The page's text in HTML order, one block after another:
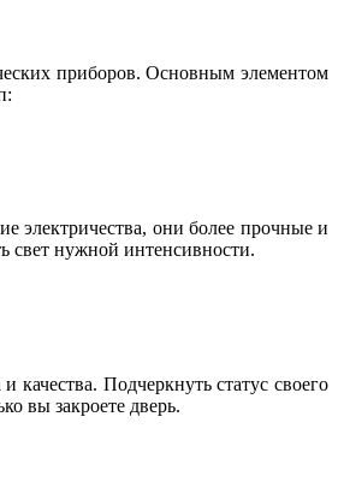
приборов. Основным элементом
электричества, они более прочные и
свет нужной интенсивности.
качества. Подчеркнуть статус своего
вы закроете дверь.